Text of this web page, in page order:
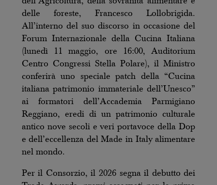
delle foreste, Francesco Lollobrigida.
All’interno del suo discorso in occasione del
Forum Internazionale della Cucina Italiana
(lunedì 11 maggio, ore 16:00, Auditorium
Centro Congressi Stella Polare), il Ministro
conferirà uno speciale patch della “Cucina
italiana patrimonio immateriale dell’Unesco”
ai formatori dell’Accademia Parmigiano
Reggiano, eredi di un patrimonio culturale
antico nove secoli e veri portavoce della Dop
e dell’eccellenza del Made in Italy alimentare
nel mondo.
Per il Consorzio, il 2026 segna il debutto dei